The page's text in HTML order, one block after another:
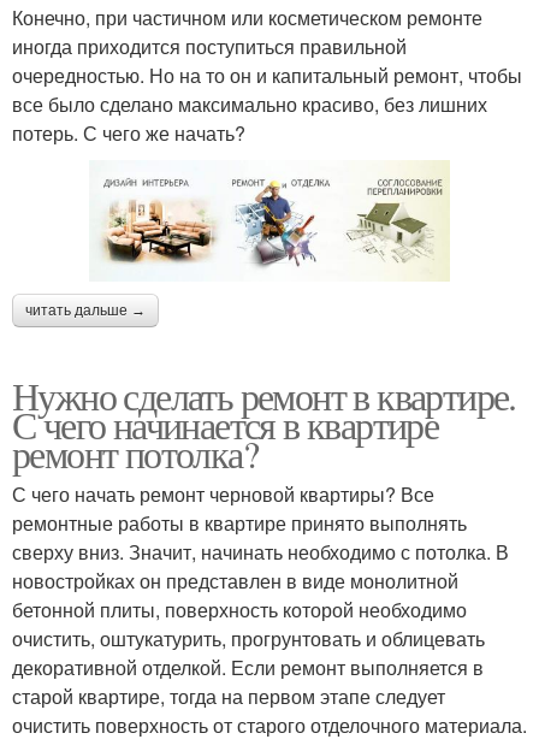
Конечно, при частичном или косметическом ремонте
иногда приходится поступиться правильной
очередностью. Но на то он и капитальный ремонт, чтобы
все было сделано максимально красиво, без лишних
потерь. С чего же начать?
читать дальше →
Нужно сделать ремонт в квартире.
С чего начинается в квартире
ремонт потолка?
С чего начать ремонт черновой квартиры? Все
ремонтные работы в квартире принято выполнять
сверху вниз. Значит, начинать необходимо с потолка. В
новостройках он представлен в виде монолитной
бетонной плиты, поверхность которой необходимо
очистить, оштукатурить, прогрунтовать и облицевать
декоративной отделкой. Если ремонт выполняется в
старой квартире, тогда на первом этапе следует
очистить поверхность от старого отделочного материала.